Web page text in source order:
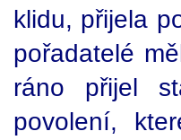
klidu, přijela
pořadatelé
ráno přijel
povolení,